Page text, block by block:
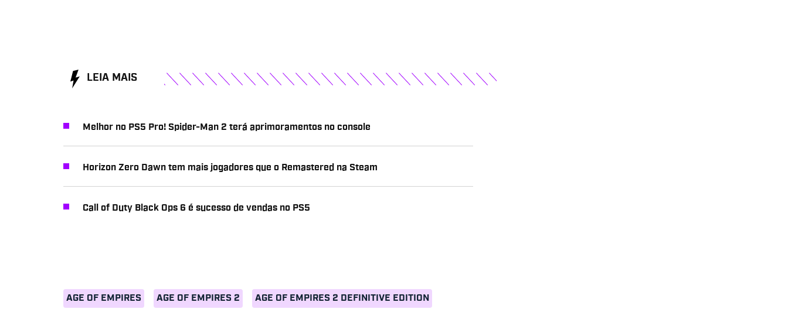
AGE OF EMPIRES AGE OF EMPIRES 2 AGE OF EMPIRES 2 DEFINITIVE EDITION
LEIA MAIS
Melhor no PS5 Pro! Spider-Man 2 terá aprimoramentos no console
Horizon Zero Dawn tem mais jogadores que o Remastered na Steam
Call of Duty Black Ops 6 é sucesso de vendas no PS5